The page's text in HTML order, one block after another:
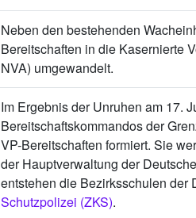
Neben den bestehenden
Bereitschaften in die Kasernierte
NVA) umgewandelt.
Im Ergebnis der Unruhen am 17.
Bereitschaftskommandos der
VP-Bereitschaften formiert. Sie
der Hauptverwaltung der
entstehen die Bezirksschulen der
Schutzpolizei (ZKS).